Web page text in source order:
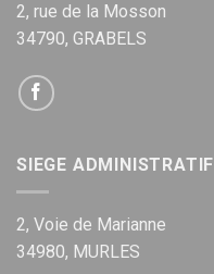
2, rue de la Mosson
34790, GRABELS
SIEGE ADMINISTRATIF
2, Voie de Marianne
34980, MURLES